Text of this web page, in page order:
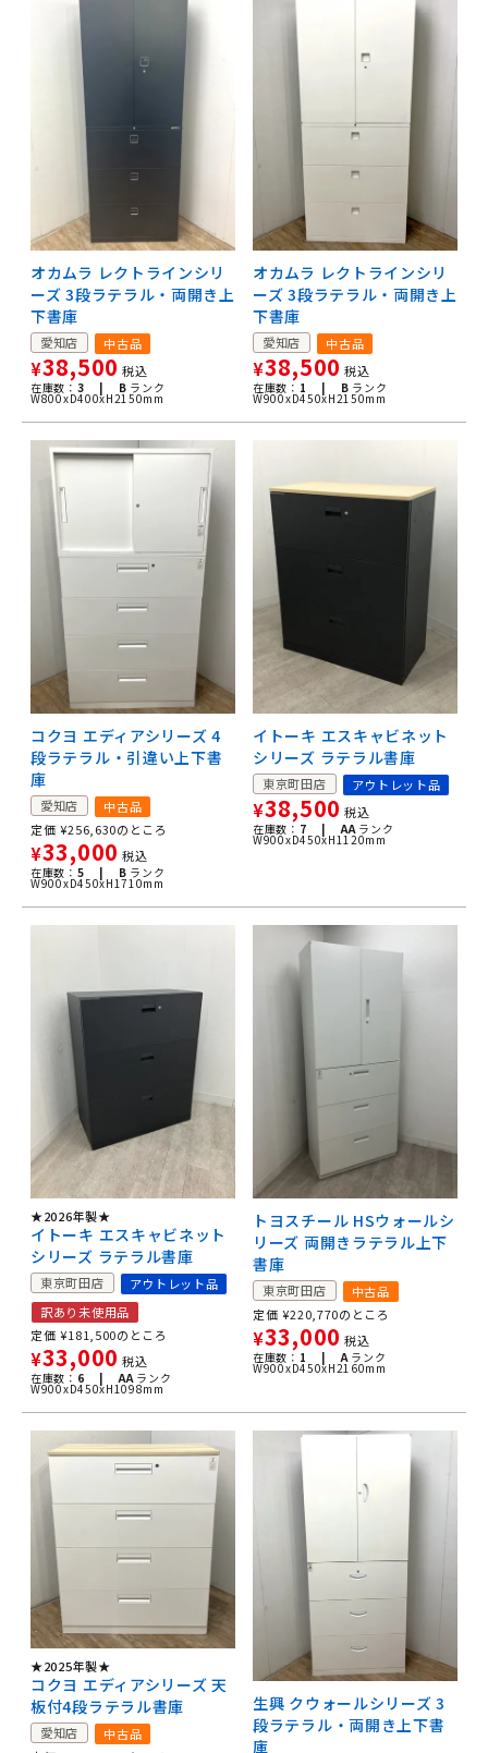
オカムラ レクトラインシリ
ーズ 3段ラテラル・両開き上
下書庫
愛知店 中古品
¥38,500 税込
在庫数： 3 | B ランク
W800xD400xH2150mm
オカムラ レクトラインシリ
ーズ 3段ラテラル・両開き上
下書庫
愛知店 中古品
¥38,500 税込
在庫数： 1 | B ランク
W900xD450xH2150mm
コクヨ エディアシリーズ 4
段ラテラル・引違い上下書
庫
愛知店
中古品
定価 ¥256,630のところ
¥33,000 税込
在庫数： 5 | B ランク
W900xD450xH1710mm
イトーキ エスキャビネット
シリーズ ラテラル書庫
東京町田店 アウトレット品
¥38,500 税込
在庫数： 7 | AAランク
W900xD450xH1120mm
★2026年製★
イトーキ エスキャビネット
シリーズ ラテラル書庫
東京町田店
アウトレット品
訳あり未使用品
定価 ¥181,500のところ
¥33,000 税込
在庫数： 6 | AAランク
W900xD450xH1098mm
トヨスチール HSウォールシ
リーズ 両開きラテラル上下
書庫
東京町田店
中古品
定価 ¥220,770のところ
¥33,000 税込
在庫数： 1 | Aランク
W900xD450xH2160mm
★2025年製★
コクヨ エディアシリーズ 天
板付4段ラテラル書庫
愛知店
中古品
生興 クウォールシリーズ 3
段ラテラル・両開き上下書
庫